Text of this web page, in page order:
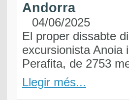
Andorra
04/06/2025
El proper dissabte
excursionista Anoia
Perafita, de 2753
Llegir més...